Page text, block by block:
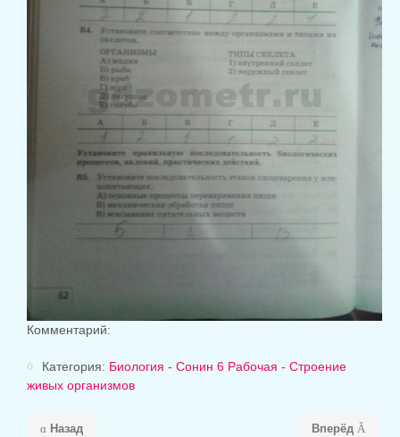
Комментарий:
Категория: Биология - Сонин 6 Рабочая - Строение
живых организмов
Назад Вперёд